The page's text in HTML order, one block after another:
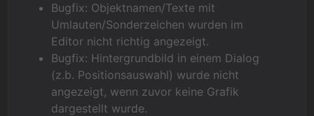
Bugfix: Objektnamen/Texte mit
Umlauten/Sonderzeichen wurden im
Editor nicht richtig angezeigt.
Bugfix: Hintergrundbild in einem Dialog
(z.b. Positionsauswahl) wurde nicht
angezeigt, wenn zuvor keine Grafik
dargestellt wurde.